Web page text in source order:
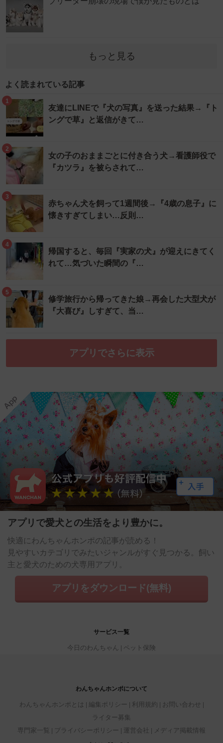
もっと見る
よく読まれている記事
1
友達にLINEで『犬の写真』を送った結果→『ト
ングで草』と返信がきて…
2
女の子のおままごとに付き合う犬→看護師役で
『カツラ』を被らされて…
3
赤ちゃん犬を飼って1週間後→『4歳の息子』に
懐きすぎてしまい…反則…
4
帰国すると、毎回『実家の犬』が迎えにきてく
れて…気づいた瞬間の『…
5
修学旅行から帰ってきた娘→再会した大型犬が
『大喜び』しすぎて、当…
アプリでさらに表示
アプリで愛犬との生活をより豊かに。
快適にわんちゃんホンポの記事が読める！
見やすいカテゴリでみたいジャンルがすぐ見つかる。飼い
主と愛犬のための犬専用アプリ。
アプリをダウンロード(無料)
サービス一覧
今日のわんちゃん ペット保険
わんちゃんホンポについて
わんちゃんホンポとは 編集ポリシー 利用規約
お問い合わせ
ライター募集
専門家一覧
プライバシーポリシー 運営会社 メディア掲載情報